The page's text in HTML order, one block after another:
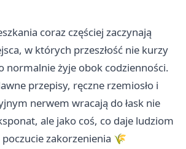
coraz częściej zaczynają
w których przeszłość nie kurzy
normalnie żyje obok codzienności.
przepisy, ręczne rzemiosło i
nerwem wracają do łask nie
ale jako coś, co daje ludziom
zakorzenienia 🌾